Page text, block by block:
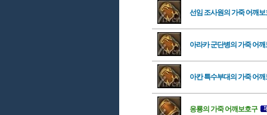
선임 조사원의 가죽 어깨보
아라카 군단병의 가죽 어
아칸 특수부대의 가죽 어
응룡의 가죽 어깨보호구